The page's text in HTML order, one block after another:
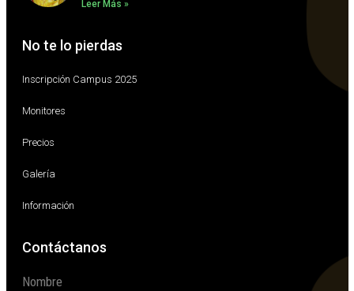
Leer Más »
No te lo pierdas
Inscripción Campus 2025
Monitores
Precios
Galería
Información
Contáctanos
Nombre